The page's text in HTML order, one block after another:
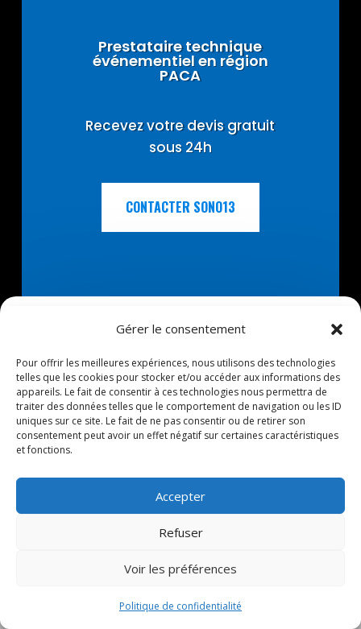
Gérer le consentement
Pour offrir les meilleures expériences, nous utilisons des technologies
telles que les cookies pour stocker et/ou accéder aux informations des
appareils. Le fait de consentir à ces technologies nous permettra de
traiter des données telles que le comportement de navigation ou les ID
uniques sur ce site. Le fait de ne pas consentir ou de retirer son
consentement peut avoir un effet négatif sur certaines caractéristiques
et fonctions.
Accepter
Refuser
Voir les préférences
Politique de confidentialité
Prestataire technique
événementiel en région
PACA
Recevez votre devis gratuit
sous 24h
CONTACTER SONO13
SONO13
Prestataire technique son, lumière et vidéo sur la
région PACA
2165 Chemin du val de fleurs
Itinéraire
Liens